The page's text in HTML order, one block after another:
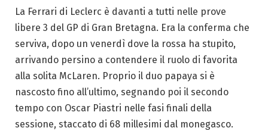
La Ferrari di Leclerc è davanti a tutti nelle prove
libere 3 del GP di Gran Bretagna. Era la conferma che
serviva, dopo un venerdì dove la rossa ha stupito,
arrivando persino a contendere il ruolo di favorita
alla solita McLaren. Proprio il duo papaya si è
nascosto fino all’ultimo, segnando poi il secondo
tempo con Oscar Piastri nelle fasi finali della
sessione, staccato di 68 millesimi dal monegasco.